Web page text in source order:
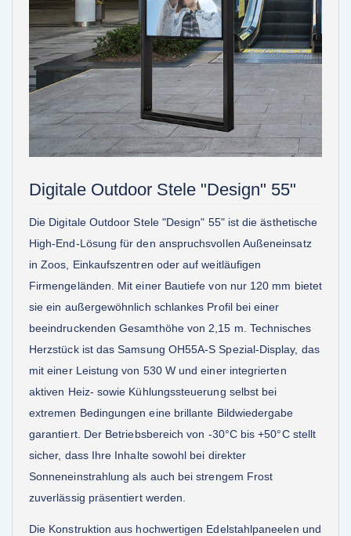
Digitale Outdoor Stele "Design" 55"
Die Digitale Outdoor Stele "Design" 55" ist die ästhetische
High-End-Lösung für den anspruchsvollen Außeneinsatz
in Zoos, Einkaufszentren oder auf weitläufigen
Firmengeländen. Mit einer Bautiefe von nur 120 mm bietet
sie ein außergewöhnlich schlankes Profil bei einer
beeindruckenden Gesamthöhe von 2,15 m. Technisches
Herzstück ist das Samsung OH55A-S Spezial-Display, das
mit einer Leistung von 530 W und einer integrierten
aktiven Heiz- sowie Kühlungssteuerung selbst bei
extremen Bedingungen eine brillante Bildwiedergabe
garantiert. Der Betriebsbereich von -30°C bis +50°C stellt
sicher, dass Ihre Inhalte sowohl bei direkter
Sonneneinstrahlung als auch bei strengem Frost
zuverlässig präsentiert werden.
Die Konstruktion aus hochwertigen Edelstahlpaneelen und